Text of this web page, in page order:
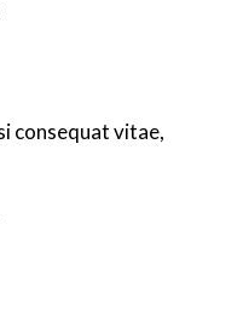
consequat vitae,